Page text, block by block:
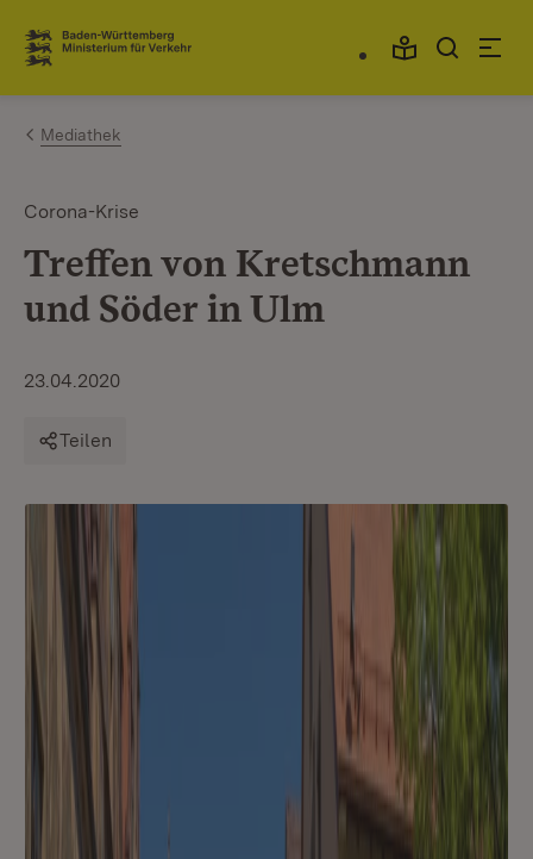
Zum Inhalt springen
Link zur Startseite
Mediathek
Corona-Krise
Treffen von Kretschmann
und Söder in Ulm
23.04.2020
Teilen